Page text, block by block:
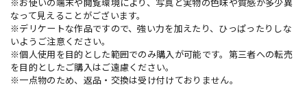
※お使いの端末や閲覧環境により、写真と実物の色味や質感が多少異
なって見えることがございます。
※デリケートな作品ですので、強い力を加えたり、ひっぱったりしな
いようご注意ください。
※個人使用を目的とした範囲でのみ購入が可能です。第三者への転売
を目的としたご購入はご遠慮ください。
※一点物のため、返品・交換は受け付けておりません。